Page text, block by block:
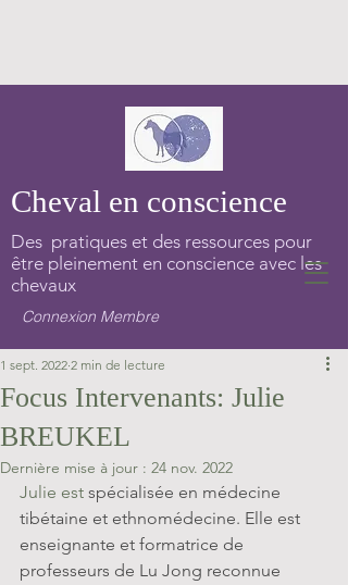
Cheval en conscience
Des pratiques et des ressources pour
être pleinement en conscience avec les
chevaux
Connexion Membre
Focus Intervenants: Julie
BREUKEL
1 sept. 2022 2 min de lecture
Dernière mise à jour : 24 nov. 2022
Julie est spécialisée en médecine
tibétaine et ethnomédecine. Elle est
enseignante et formatrice de
professeurs de Lu Jong reconnue